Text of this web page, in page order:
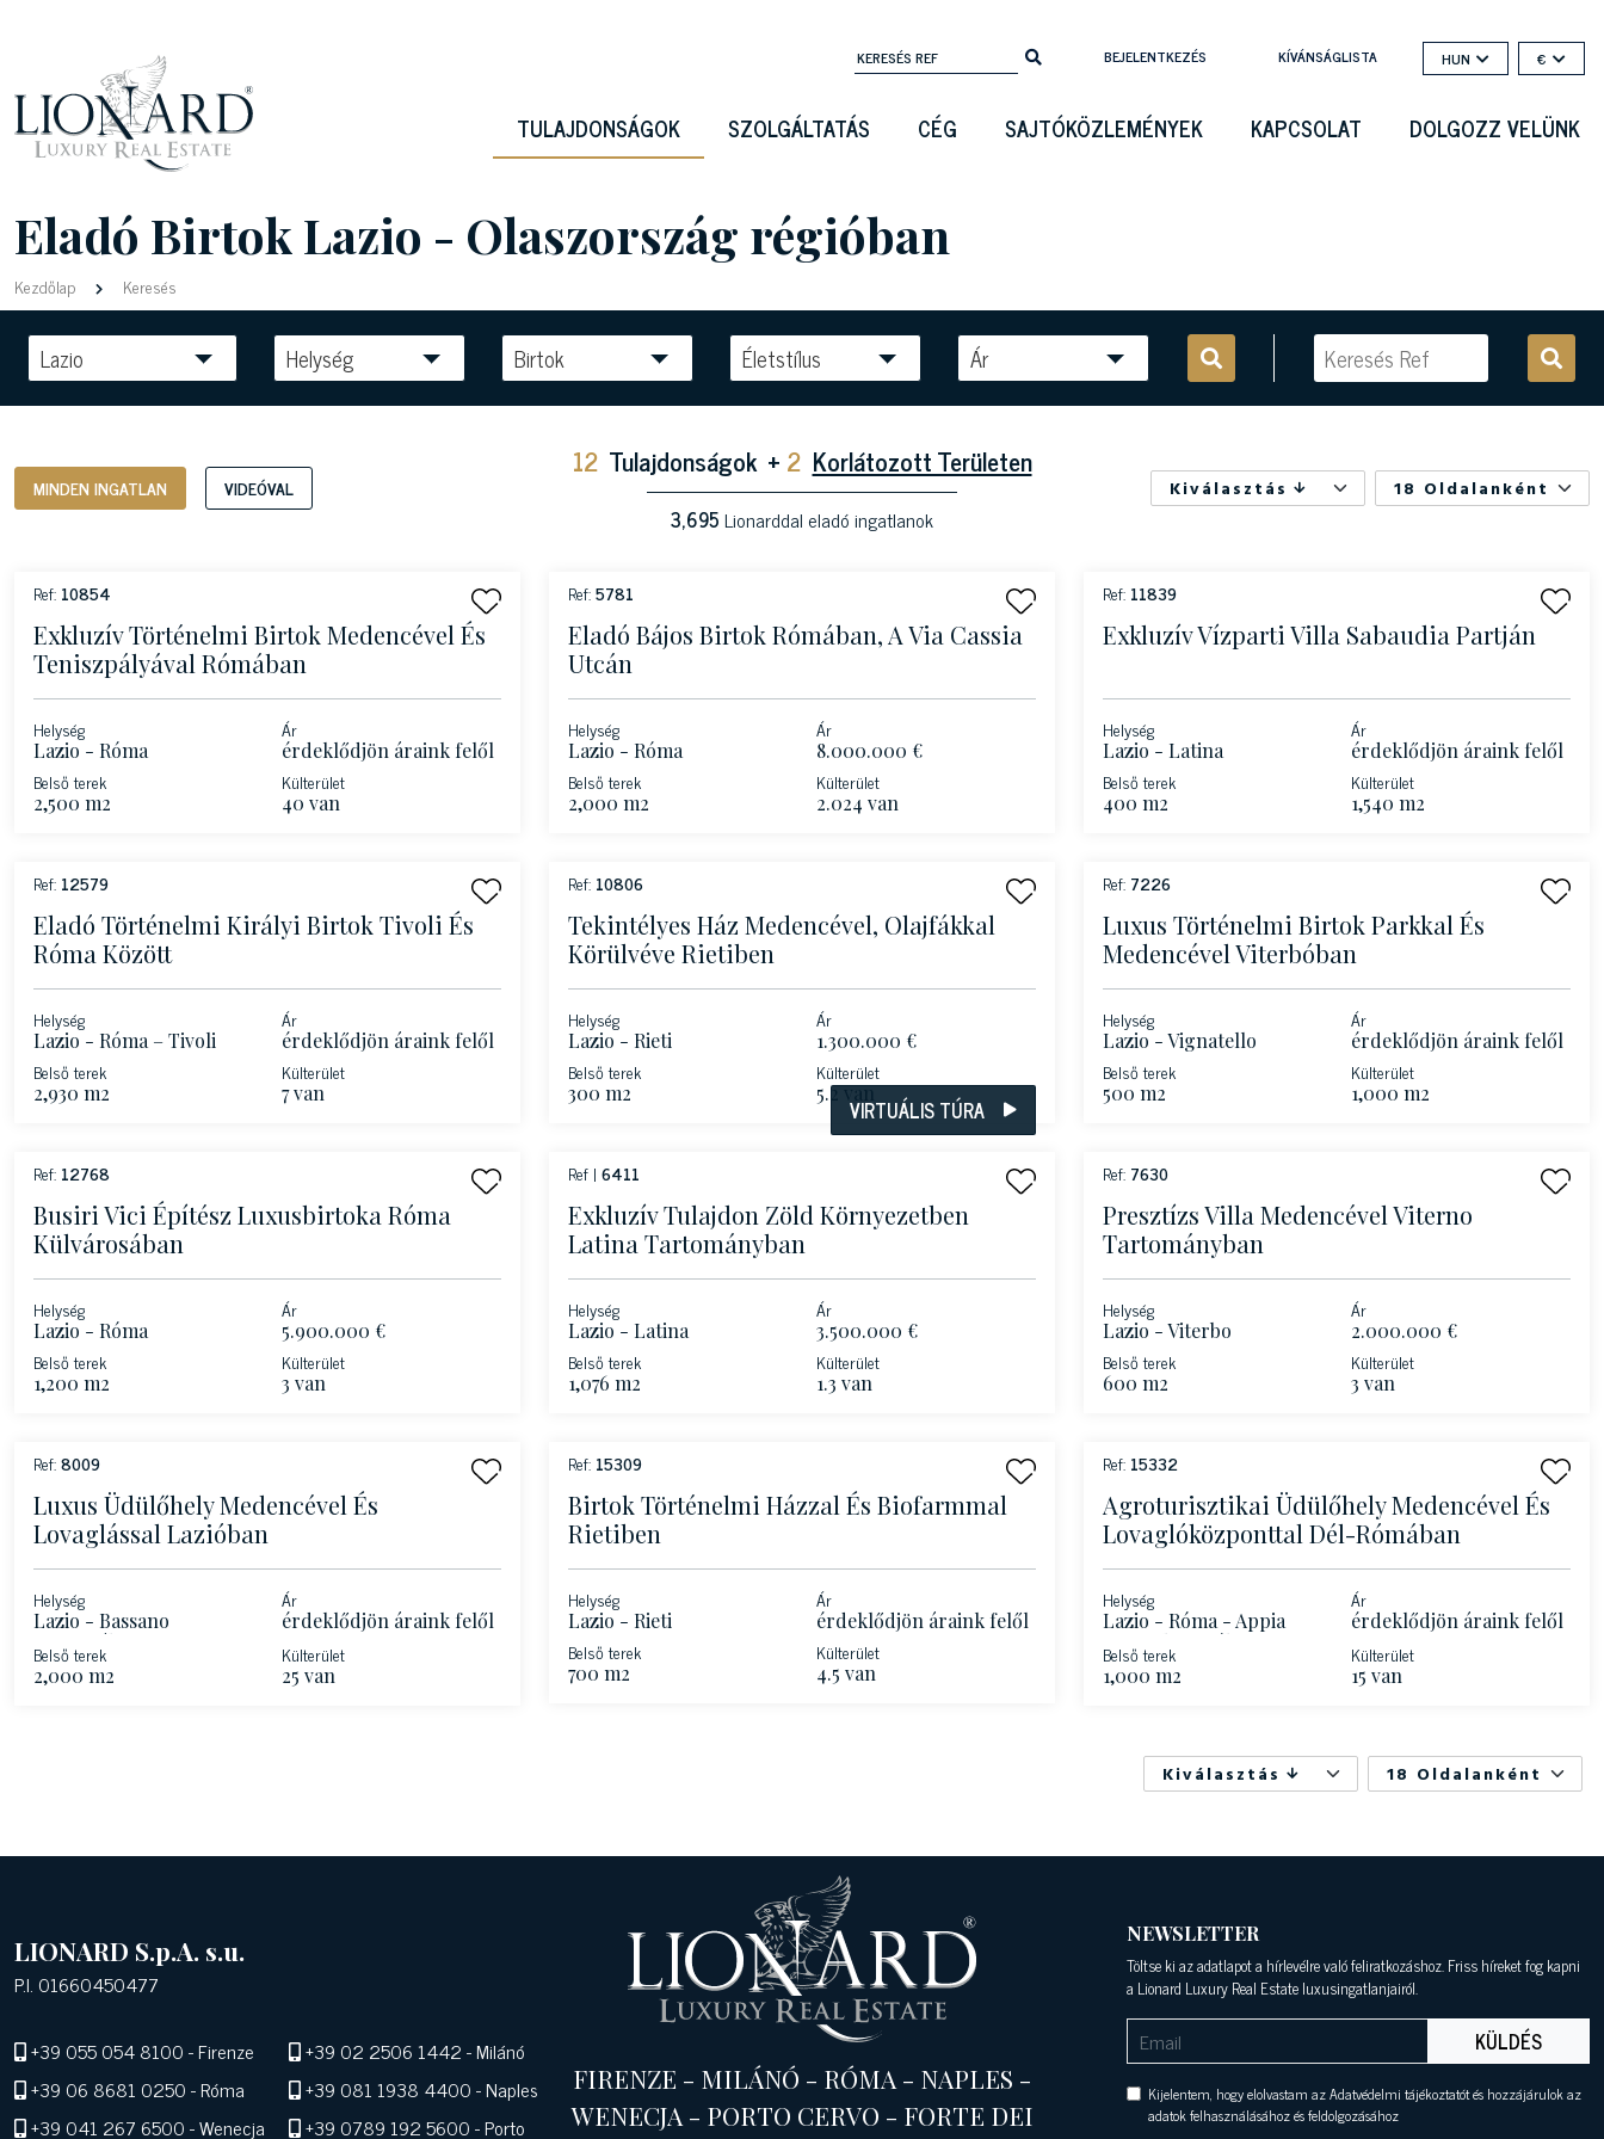
BEJELENTKEZÉS KÍVÁNSÁGLISTA HUN €
TULAJDONSÁGOK SZOLGÁLTATÁS CÉG SAJTÓKÖZLEMÉNYEK KAPCSOLAT DOLGOZZ VELÜNK
Eladó Birtok Lazio - Olaszország régióban
Kezdőlap Keresés
Lazio Helység Birtok Életstílus Ár
MINDEN INGATLAN VIDEÓVAL
12 Tulajdonságok + 2 Korlátozott Területen
3,695Lionarddal eladó ingatlanok
Kiválasztás 18 Oldalanként
Ref: 10854
Exkluzív Történelmi Birtok Medencével És
Teniszpályával Rómában
Helység
Lazio - Róma
Ár
érdeklődjön áraink felől
Belső terek
2,500 m2
Külterület
40 van
Ref:5781
Eladó Bájos Birtok Rómában, A Via Cassia
Utcán
Helység
Lazio - Róma
Ár
8.000.000 €
Belső terek
2,000 m2
Külterület
2.024 van
Ref: 11839
Exkluzív Vízparti Villa Sabaudia Partján
Helység
Lazio - Latina
Ár
érdeklődjön áraink felől
Belső terek
400 m2
Külterület
1,540 m2
Ref: 12579
Eladó Történelmi Királyi Birtok Tivoli És
Róma Között
Helység
Lazio - Róma – Tivoli
Ár
érdeklődjön áraink felől
Belső terek
2,930 m2
Külterület
7 van
Ref: 10806
Tekintélyes Ház Medencével, Olajfákkal
Körülvéve Rietiben
Helység
Lazio - Rieti
Ár
1.300.000 €
Belső terek
300 m2
Külterület
5.2 van
Ref: 7226
Luxus Történelmi Birtok Parkkal És
Medencével Viterbóban
Helység
Lazio - Vignatello
Ár
érdeklődjön áraink felől
Belső terek
500 m2
Külterület
1,000 m2
Ref: 12768
Busiri Vici Építész Luxusbirtoka Róma
Külvárosában
Helység
Lazio - Róma
Ár
5.900.000 €
Belső terek
1,200 m2
Külterület
3 van
VIRTUÁLIS TÚRA
Ref | 6411
Exkluzív Tulajdon Zöld Környezetben
Latina Tartományban
Helység
Lazio - Latina
Ár
3.500.000 €
Belső terek
1,076 m2
Külterület
1.3 van
Ref: 7630
Presztízs Villa Medencével Viterno
Tartományban
Helység
Lazio - Viterbo
Ár
2.000.000 €
Belső terek
600 m2
Külterület
3 van
Ref:8009
Luxus Üdülőhely Medencével És
Lovaglással Lazióban
Helység
Lazio - Bassano
Teverinában
Ár
érdeklődjön áraink felől
Belső terek
2,000 m2
Külterület
25 van
Ref: 15309
Birtok Történelmi Házzal És Biofarmmal
Rietiben
Helység
Lazio - Rieti
Ár
érdeklődjön áraink felől
Belső terek
700 m2
Külterület
4.5 van
Ref: 15332
Agroturisztikai Üdülőhely Medencével És
Lovaglóközponttal Dél-Rómában
Helység
Lazio - Róma - Appia
Antica környéke
Ár
érdeklődjön áraink felől
Belső terek
1,000 m2
Külterület
15 van
Kiválasztás 18 Oldalanként
LIONARD S.p.A. s.u.
P.I. 01660450477
+39 055 054 8100- Firenze +39 02 2506 1442- Milánó
+39 06 8681 0250- Róma +39 081 1938 4400- Naples
+39 041 267 6500- Wenecja +39 0789 192 5600- Porto
FIRENZE - MILÁNÓ - RÓMA - NAPLES -
WENECJA - PORTO CERVO - FORTE DEI
NEWSLETTER
Töltse ki az adatlapot a hírlevélre való feliratkozáshoz. Friss híreket fog kapni
a Lionard Luxury Real Estate luxusingatlanjairól.
KÜLDÉS
Kijelentem, hogy elolvastam az Adatvédelmi tájékoztatót és hozzájárulok az
adatok felhasználásához és feldolgozásához